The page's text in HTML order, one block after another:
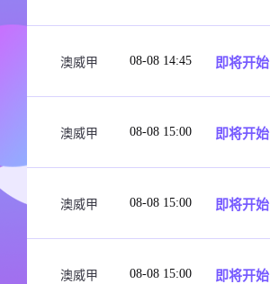
澳威甲 08-08 14:45 即将开始
澳威甲 08-08 15:00 即将开始
澳威甲 08-08 15:00 即将开始
澳威甲 08-08 15:00 即将开始